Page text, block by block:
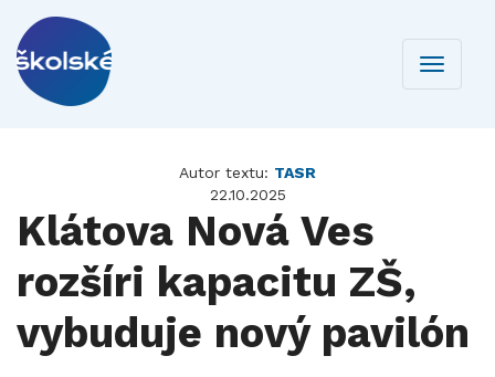
Toggle
Autor textu: TASR
22.10.2025
Klátova Nová Ves
rozšíri kapacitu ZŠ,
vybuduje nový pavilón